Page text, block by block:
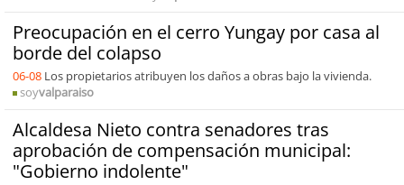
Preocupación en el cerro Yungay por casa al
borde del colapso
06-08 Los propietarios atribuyen los daños a obras bajo la vivienda.
soyvalparaiso
Alcaldesa Nieto contra senadores tras
aprobación de compensación municipal:
"Gobierno indolente"